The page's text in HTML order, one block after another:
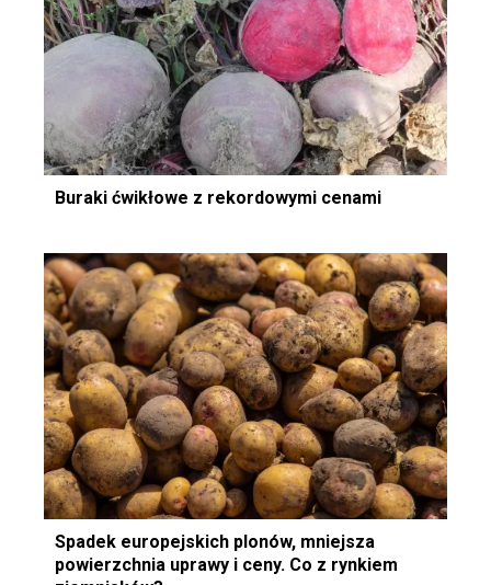
Buraki ćwikłowe z rekordowymi cenami
Spadek europejskich plonów, mniejsza
powierzchnia uprawy i ceny. Co z rynkiem